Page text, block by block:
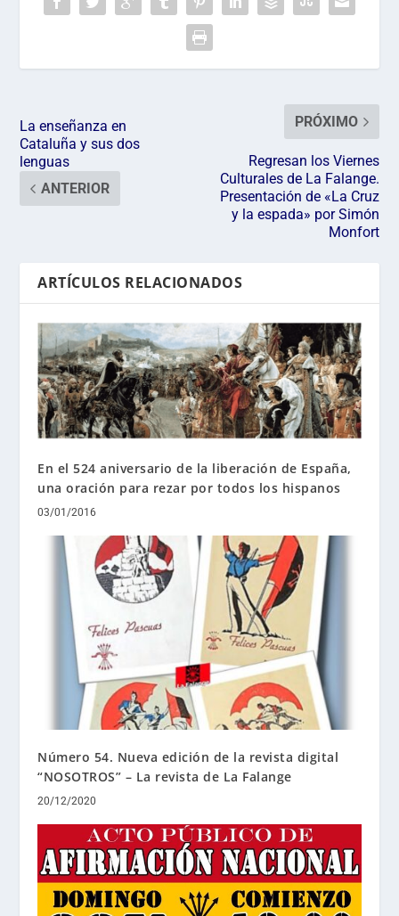
La enseñanza en
Cataluña y sus dos
lenguas
ANTERIOR
PRÓXIMO
Regresan los Viernes
Culturales de La Falange.
Presentación de «La Cruz
y la espada» por Simón
Monfort
ARTÍCULOS RELACIONADOS
En el 524 aniversario de la liberación de España,
una oración para rezar por todos los hispanos
03/01/2016
Número 54. Nueva edición de la revista digital
“NOSOTROS” – La revista de La Falange
20/12/2020